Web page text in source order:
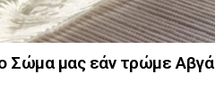
Σώμα μας εάν τρώμε Αβγά